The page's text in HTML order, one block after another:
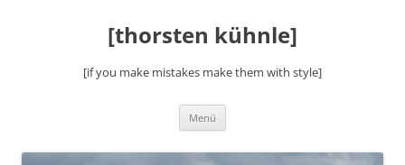
[thorsten kühnle]
[if you make mistakes make them with style]
Menü